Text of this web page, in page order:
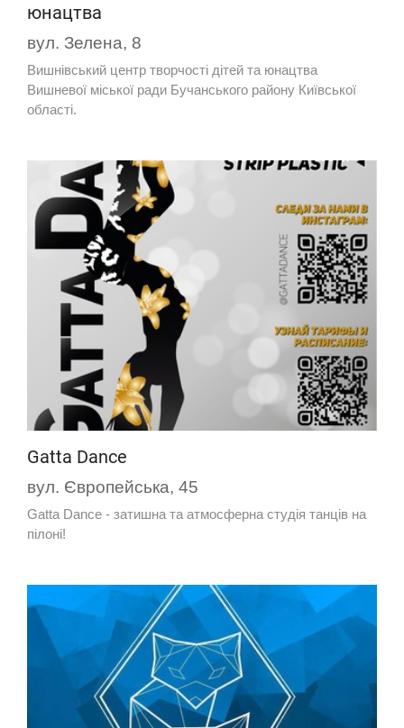
юнацтва
вул. Зелена, 8
Вишнівський центр творчості дітей та юнацтва
Вишневої міської ради Бучанського району Київської
області.
Gatta Dance
вул. Європейська, 45
Gatta Dance - затишна та атмосферна студія танців на
пілоні!